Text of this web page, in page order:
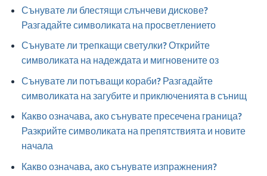
Сънувате ли блестящи слънчеви дискове?
Разгадайте символиката на просветлението
Сънувате ли трепкащи светулки? Открийте
символиката на надеждата и мигновените оз
Сънувате ли потъващи кораби? Разгадайте
символиката на загубите и приключенията в сънищ
Какво означава, ако сънувате пресечена граница?
Разкрийте символиката на препятствията и новите
начала
Какво означава, ако сънувате изпражнения?